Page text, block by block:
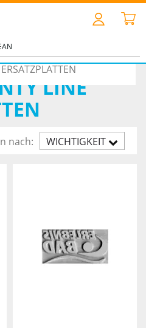
TYPEN
LINE
WICHTIGKEIT
nach: